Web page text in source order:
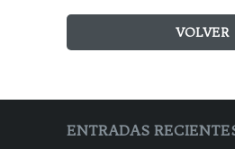
VOLVER
ENTRADAS